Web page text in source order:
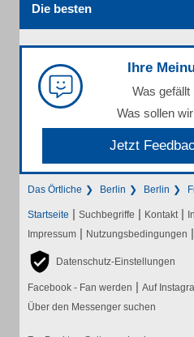
Die besten
Ihre
Was gefällt
Was sollen
Jetzt
Das Örtliche Berlin Berlin
Startseite | Suchbegriffe | Kontakt |
Impressum | Nutzungsbedingungen |
Datenschutz-Einstellungen
Facebook - Fan werden | Auf
Über den Messenger suchen